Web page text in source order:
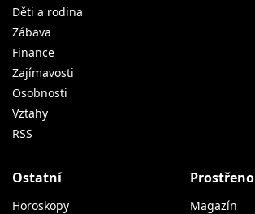
Děti a rodina
Zábava
Finance
Zajímavosti
Osobnosti
Vztahy
RSS
Ostatní
Horoskopy
Prostřeno
Magazín